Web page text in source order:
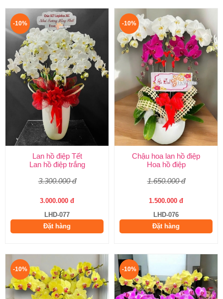
-10%
Lan hồ điệp Tết
Lan hồ điệp trắng
3.300.000 đ
3.000.000 đ
LHD-077
Đặt hàng
-10%
Chậu hoa lan hồ điệp
Hoa hồ điệp
1.650.000 đ
1.500.000 đ
LHD-076
Đặt hàng
-10% -10%